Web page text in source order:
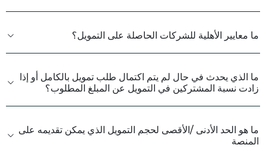
ما معايير الأهلية ‏للشركات الحاصلة على التمويل؟
ما الذي يحدث في حال لم يتم اكتمال طلب تمويل بالكامل أو إذا
زادت نسبة المشتركين في التمويل عن المبلغ المطلوب؟
ما هو الحد الأدنى /الأقصى لحجم التمويل الذي يمكن تقديمه على
المنصة